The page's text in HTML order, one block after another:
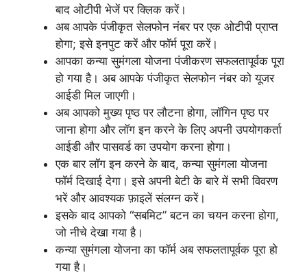
बाद ओटीपी भेजें पर क्लिक करें।
अब आपके पंजीकृत सेलफोन नंबर पर एक ओटीपी प्राप्त
होगा; इसे इनपुट करें और फॉर्म पूरा करें।
आपका कन्या सुमंगला योजना पंजीकरण सफलतापूर्वक पूरा
हो गया है। अब आपके पंजीकृत सेलफोन नंबर को यूजर
आईडी मिल जाएगी।
अब आपको मुख्य पृष्ठ पर लौटना होगा, लॉगिन पृष्ठ पर
जाना होगा और लॉग इन करने के लिए अपनी उपयोगकर्ता
आईडी और पासवर्ड का उपयोग करना होगा।
एक बार लॉग इन करने के बाद, कन्या सुमंगला योजना
फॉर्म दिखाई देगा। इसे अपनी बेटी के बारे में सभी विवरण
भरें और आवश्यक फ़ाइलें संलग्न करें।
इसके बाद आपको “सबमिट” बटन का चयन करना होगा,
जो नीचे देखा गया है।
कन्या सुमंगला योजना का फॉर्म अब सफलतापूर्वक पूरा हो
गया है।